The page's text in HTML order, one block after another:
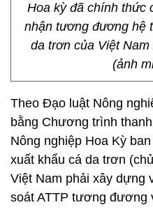
Hoa kỳ đã chính thức
nhận tương đương hệ
da trơn của Việt
(ảnh
Theo Đạo luật Nông
bằng Chương trình
Nông nghiệp Hoa Kỳ
xuất khẩu cá da trơn
Việt Nam phải xây dựng
soát ATTP tương đương